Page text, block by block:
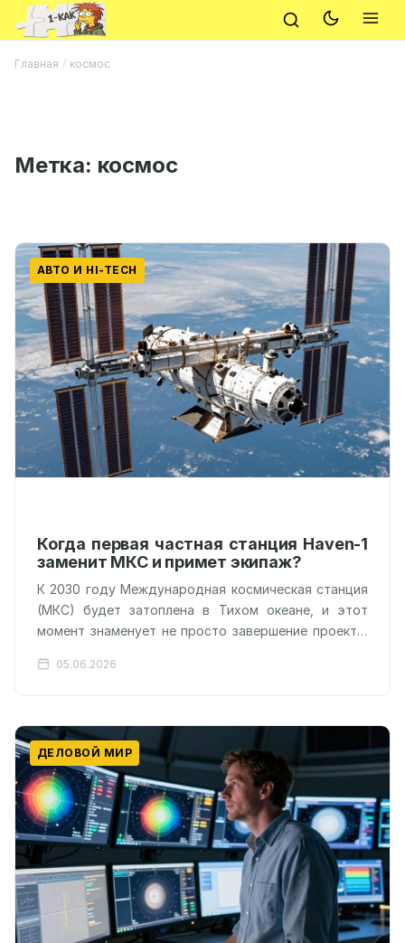
Главная / космос
Метка: космос
АВТО И HI-TECH
Когда первая частная станция Haven-1
заменит МКС и примет экипаж?
К 2030 году Международная космическая станция
(МКС) будет затоплена в Тихом океане, и этот
момент знаменует не просто завершение проекта,
05.06.2026
ДЕЛОВОЙ МИР